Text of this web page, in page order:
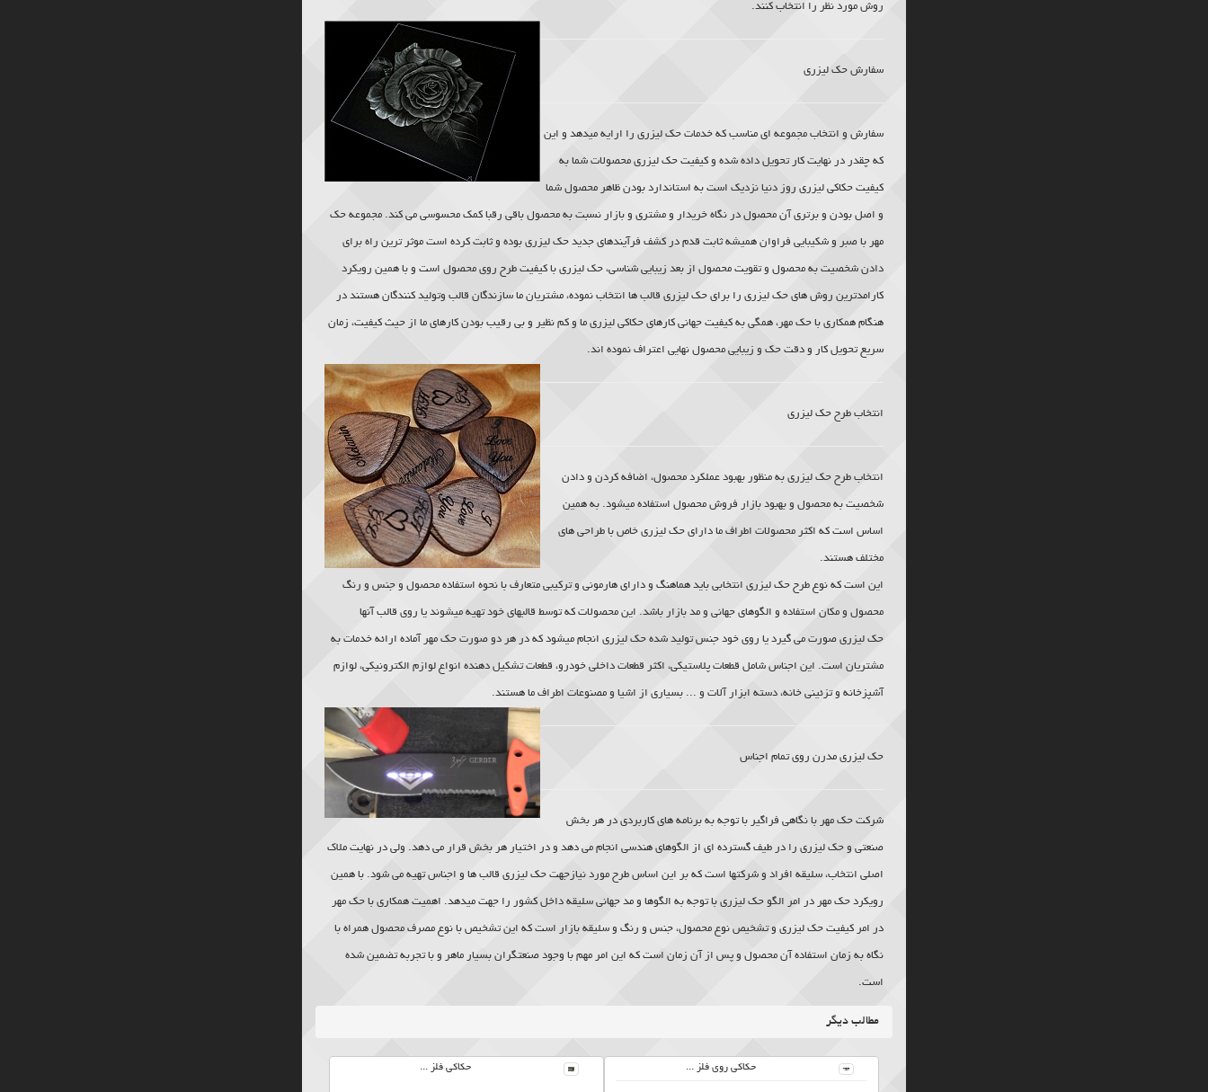
روش مورد نظر را انتخاب کنند.
سفارش حک لیزری
سفارش و انتخاب مجموعه ای مناسب که خدمات حک لیزری را ارایه میدهد و این
که چقدر در نهایت کار تحویل داده شده و کیفیت حک لیزری محصولات شما به
کیفیت حکاکی لیزری روز دنیا نزدیک است به استاندارد بودن ظاهر محصول شما
و اصل بودن و برتری آن محصول در نگاه خریدار و مشتری و بازار نسبت به محصول باقی رقبا کمک محسوسی می کند. مجموعه حک
مهر با صبر و شکیبایی فراوان همیشه ثابت قدم در کشف فرآیندهای جدید حک لیزری بوده و ثابت کرده است موثر ترین راه برای
دادن شخصیت به محصول و تقویت محصول از بعد زیبایی شناسی، حک لیزری با کیفیت طرح روی محصول است و با همین رویکرد
کارامدترین روش های حک لیزری را برای حک لیزری قالب ها انتخاب نموده، مشتریان ما سازندگان قالب وتولید کنندگان هستند در
هنگام همکاری با حک مهر، همگی به کیفیت جهانی کارهای حکاکی لیزری ما و کم نظیر و بی رقیب بودن کارهای ما از حیث کیفیت، زمان
سریع تحویل کار و دقت حک و زیبایی محصول نهایی اعتراف نموده اند.
انتخاب طرح حک لیزری
انتخاب طرح حک لیزری به منظور بهبود عملکرد محصول، اضافه کردن و دادن
شخصیت به محصول و بهبود بازار فروش محصول استفاده میشود. به همین
اساس است که اکثر محصولات اطراف ما دارای حک لیزری خاص با طراحی های
مختلف هستند.
این است که نوع طرح حک لیزری انتخابی باید هماهنگ و دارای هارمونی و ترکیبی متعارف با نحوه استفاده محصول و جنس و رنگ
محصول و مکان استفاده و الگوهای جهانی و مد بازار باشد. این محصولات که توسط قالبهای خود تهیه میشوند یا روی قالب آنها
حک لیزری صورت می گیرد یا روی خود جنس تولید شده حک لیزری انجام میشود که در هر دو صورت حک مهر آماده ارائه خدمات به
مشتریان است. این اجناس شامل قطعات پلاستیکی، اکثر قطعات داخلی خودرو، قطعات تشکیل دهنده انواع لوازم الکترونیکی، لوازم
آشپزخانه و تزئینی خانه، دسته ابزار آلات و ... بسیاری از اشیا و مصنوعات اطراف ما هستند.
حک لیزری مدرن روی تمام اجناس
شرکت حک مهر با نگاهی فراگیر با توجه به برنامه های کاربردی در هر بخش
صنعتی و حک لیزری را در طیف گسترده ای از الگوهای هندسی انجام می دهد و در اختیار هر بخش قرار می دهد. ولی در نهایت ملاک
اصلی انتخاب، سلیقه افراد و شرکتها است که بر این اساس طرح مورد نیازجهت حک لیزری قالب ها و اجناس تهیه می شود. با همین
رویکرد حک مهر در امر الگو حک لیزری با توجه به الگوها و مد جهانی سلیقه داخل کشور را جهت میدهد. اهمیت همکاری با حک مهر
در امر کیفیت حک لیزری و تشخیص نوع محصول، جنس و رنگ و سلیقه بازار است که این تشخیص با نوع مصرف محصول همراه با
نگاه به زمان استفاده آن محصول و پس از آن زمان است که این امر مهم با وجود صنعتگران بسیار ماهر و با تجربه تضمین شده
است.
مطالب دیگر
حکاکی فلز ... حکاکی روی فلز ...